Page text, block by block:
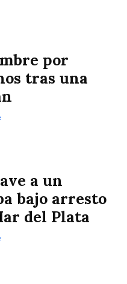
por
tras una
a un
bajo arresto
del Plata